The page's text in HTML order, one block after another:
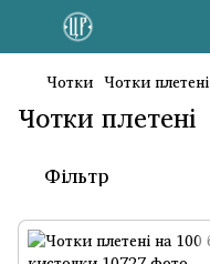
Чотки Чотки плетені
Чотки плетені
Фільтр